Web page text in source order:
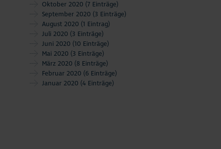
Oktober 2020 (7 Einträge)
September 2020 (3 Einträge)
August 2020 (1 Eintrag)
Juli 2020 (3 Einträge)
Juni 2020 (10 Einträge)
Mai 2020 (3 Einträge)
März 2020 (8 Einträge)
Februar 2020 (6 Einträge)
Januar 2020 (4 Einträge)